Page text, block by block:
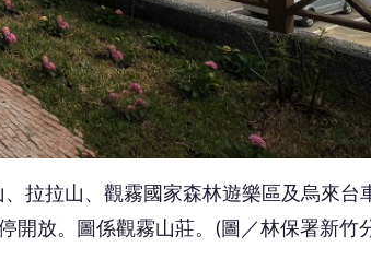
拉拉山、觀霧國家森林遊樂區及烏來台
開放。圖係觀霧山莊。(圖／林保署新竹